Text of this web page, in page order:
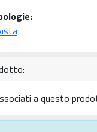
a questo